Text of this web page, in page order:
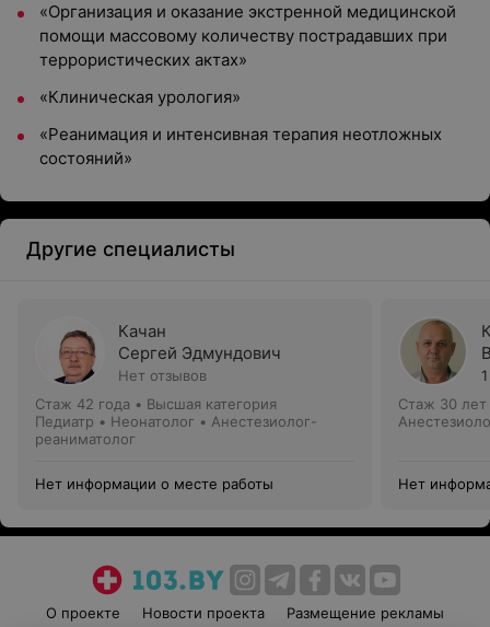
«Организация и оказание экстренной медицинской
помощи массовому количеству пострадавших при
террористических актах»
«Клиническая урология»
«Реанимация и интенсивная терапия неотложных
состояний»
Другие специалисты
Качан
Сергей Эдмундович
Нет отзывов
Стаж 42 года • Высшая категория
Педиатр • Неонатолог • Анестезиолог-
реаниматолог
Нет информации о месте работы
Стаж 30 лет
Нет
О проекте Новости проекта Размещение рекламы